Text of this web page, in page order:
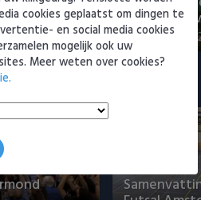
El Arguioui ervaren
6 augustus
cookies geplaatst om dingen te
en social media cookies
mogelijk ook uw
Meer weten over cookies?